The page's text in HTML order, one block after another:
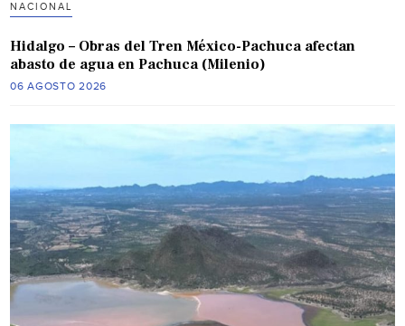
NACIONAL
Hidalgo – Obras del Tren México-Pachuca afectan
abasto de agua en Pachuca (Milenio)
06 AGOSTO 2026